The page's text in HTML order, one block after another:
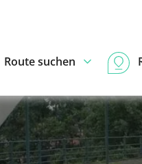
Route suchen